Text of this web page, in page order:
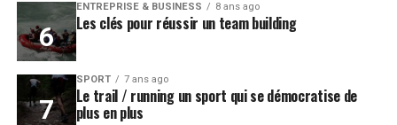
ENTREPRISE & BUSINESS 8 ans ago
Les clés pour réussir un team building
SPORT 7 ans ago
Le trail / running un sport qui se démocratise de
plus en plus